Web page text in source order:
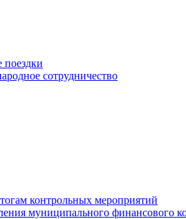
сотрудничество
контрольных мероприятий
муниципального финансового